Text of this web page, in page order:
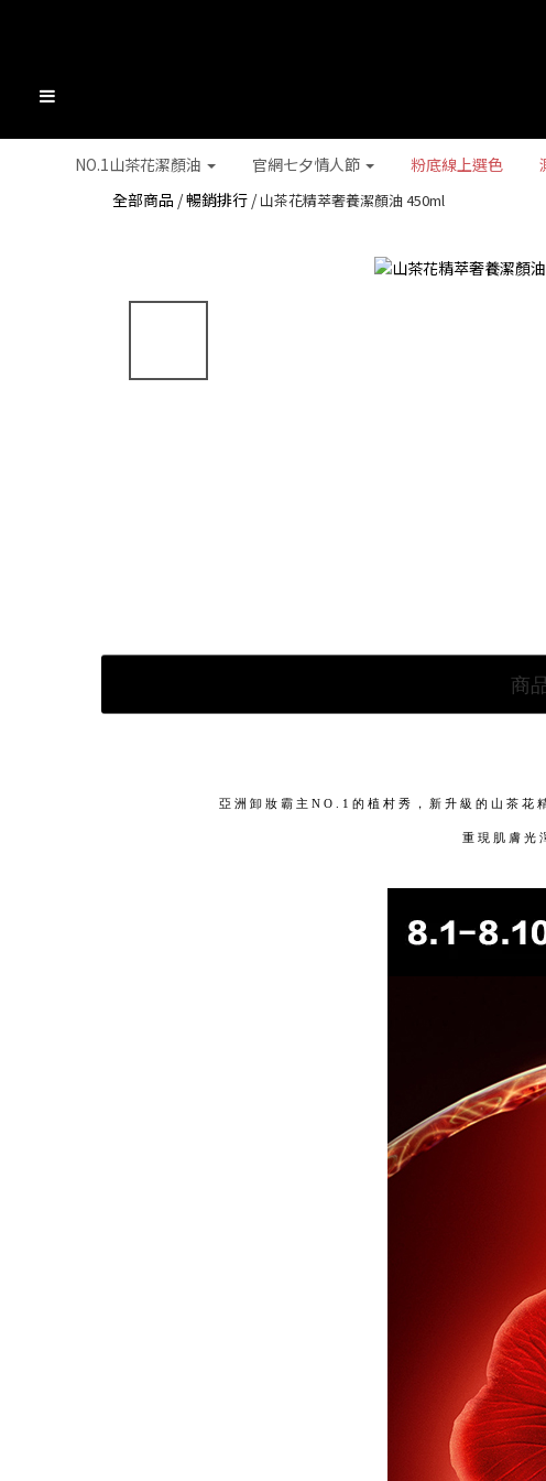
NO.1山茶花潔顏油 官網七夕情人節 粉底線上選色
全部商品 /暢銷排行 /山茶花精萃奢養潔顏油 450ml
商
亞洲卸妝霸主NO.1的植村秀，新升級的山茶花
重現肌膚光